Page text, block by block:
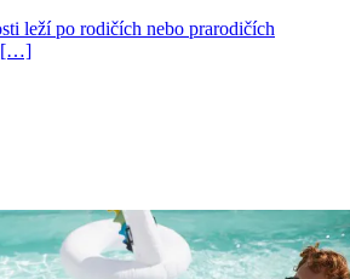
leží po rodičích nebo prarodičích
[…]